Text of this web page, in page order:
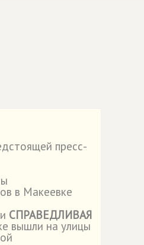
пресс-
в Макеевке
СПРАВЕДЛИВАЯ
вышли на улицы